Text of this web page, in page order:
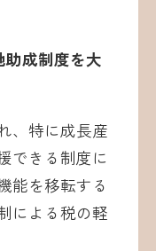
助成制度を大
、特に成長産
できる制度に
能を移転する
による税の軽